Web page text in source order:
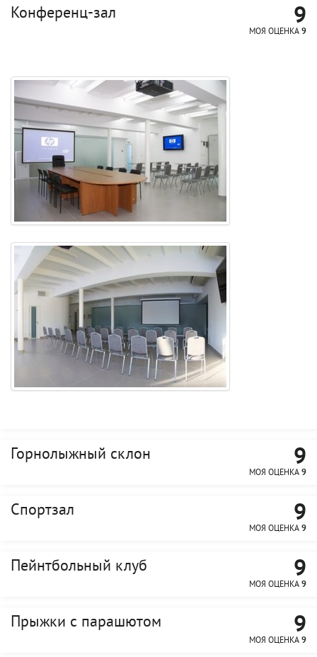
Конференц-зал 9
МОЯ ОЦЕНКА 9
Горнолыжный склон 9
МОЯ ОЦЕНКА 9
Спортзал 9
МОЯ ОЦЕНКА 9
Пейнтбольный клуб 9
МОЯ ОЦЕНКА 9
Прыжки с парашютом 9
МОЯ ОЦЕНКА 9